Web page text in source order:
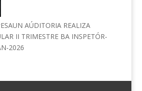
AÚDITORIA REALIZA
II TRIMESTRE BA INSPETÓR-
2026